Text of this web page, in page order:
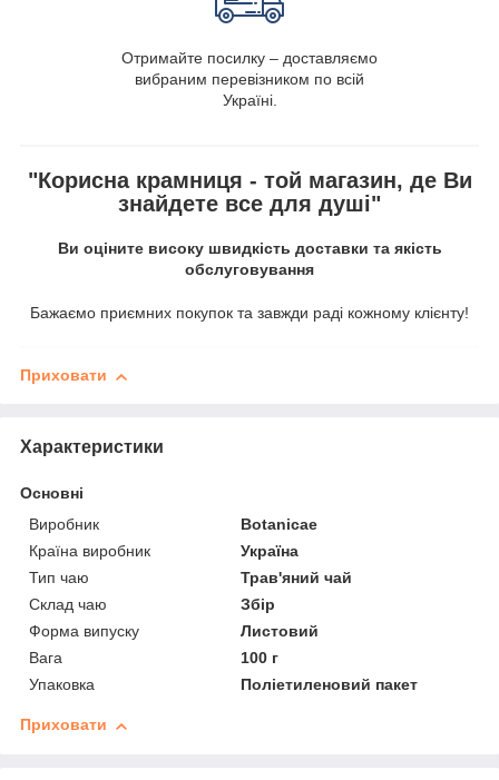
Отримайте посилку – доставляємо
вибраним перевізником по всій
Україні.
"Корисна крамниця - той магазин, де Ви
знайдете все для душі"
Ви оціните високу швидкість доставки та якість
обслуговування
Бажаємо приємних покупок та завжди раді кожному клієнту!
Приховати
Характеристики
Основні
Виробник
Botanicae
Країна виробник
Україна
Тип чаю
Трав'яний чай
Склад чаю
Збір
Форма випуску
Листовий
Вага
100 г
Упаковка
Поліетиленовий пакет
Приховати